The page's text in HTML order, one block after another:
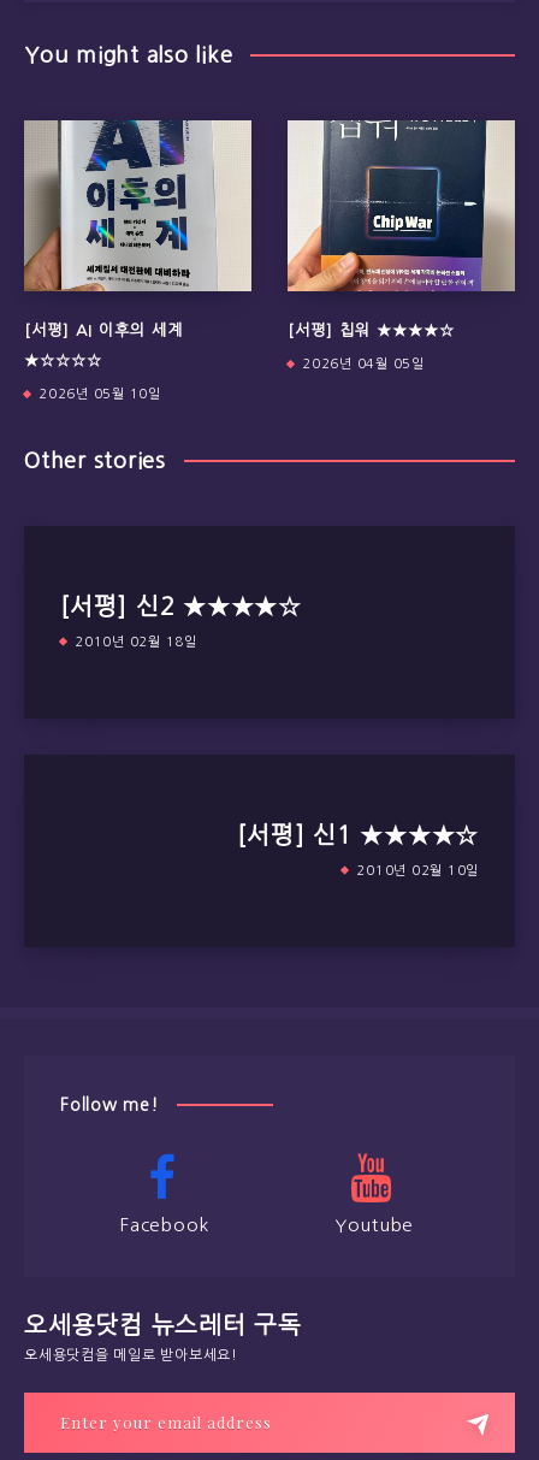
You might also like
[서평] AI 이후의 세계
★☆☆☆☆
2026년 05월 10일
[서평] 칩워 ★★★★☆
2026년 04월 05일
Other stories
[서평] 신2 ★★★★☆
2010년 02월 18일
[서평] 신1 ★★★★☆
2010년 02월 10일
Follow me!
Facebook Youtube
오세용닷컴 뉴스레터 구독
오세용닷컴을 메일로 받아보세요!